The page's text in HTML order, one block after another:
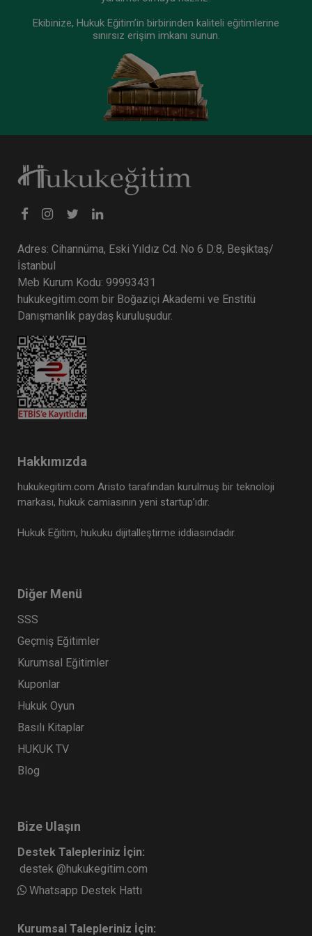
360 TL
Tüketici Hukuku Enstitüsü
Sigorta Hukuku - IV. Ticaret Hukuku Kongresi -
IX. Oturum
360 TL Sepete Ekle
Tüketici Hukuku Enstitüsü
360 TL
Tüketici Hukuku Enstitüsü
Kongresi - VIII. Oturum
360 TL
Ekibinize, Hukuk Eğitim’in birbirinden kaliteli eğitimlerine
sınırsız erişim imkanı sunun.
Adres: Cihannüma, Eski Yıldız Cd. No 6 D:8, Beşiktaş/
İstanbul
Meb Kurum Kodu: 99993431
hukukegitim.com bir Boğaziçi Akademi ve Enstitü
Danışmanlık paydaş kuruluşudur.
Hakkımızda
hukukegitim.com Aristo tarafından kurulmuş bir teknoloji
markası, hukuk camiasının yeni startup’ıdır.
Hukuk Eğitim, hukuku dijitalleştirme iddiasındadır.
Diğer Menü
SSS
Geçmiş Eğitimler
Kurumsal Eğitimler
Kuponlar
Hukuk Oyun
Basılı Kitaplar
HUKUK TV
Blog
Bize Ulaşın
Destek Talepleriniz İçin:
destek @hukukegitim.com
Whatsapp Destek Hattı
Kurumsal Talepleriniz İçin: